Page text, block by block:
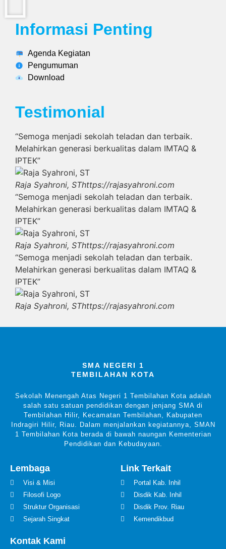
Informasi Penting
Agenda Kegiatan
Pengumuman
Download
Testimonial
“Semoga menjadi sekolah teladan dan terbaik.
Melahirkan generasi berkualitas dalam IMTAQ &
IPTEK”
Raja Syahroni, SThttps://rajasyahroni.com
“Semoga menjadi sekolah teladan dan terbaik.
Melahirkan generasi berkualitas dalam IMTAQ &
IPTEK”
Raja Syahroni, SThttps://rajasyahroni.com
“Semoga menjadi sekolah teladan dan terbaik.
Melahirkan generasi berkualitas dalam IMTAQ &
IPTEK”
Raja Syahroni, SThttps://rajasyahroni.com
SMA NEGERI 1
TEMBILAHAN KOTA
Sekolah Menengah Atas Negeri 1 Tembilahan Kota adalah
salah satu satuan pendidikan dengan jenjang SMA di
Tembilahan Hilir, Kecamatan Tembilahan, Kabupaten
Indragiri Hilir, Riau. Dalam menjalankan kegiatannya, SMAN
1 Tembilahan Kota berada di bawah naungan Kementerian
Pendidikan dan Kebudayaan.
Lembaga
Visi & Misi
Filosofi Logo
Struktur Organisasi
Sejarah Singkat
Link Terkait
Portal Kab. Inhil
Disdik Kab. Inhil
Disdik Prov. Riau
Kemendikbud
Kontak Kami